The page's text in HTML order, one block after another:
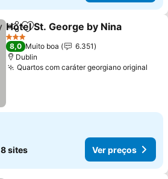
PartilharAdicionar aos favoritos
Hotel St. George by Nina
3 Estrelas
8,0 Muito boa
6.351
Dublin
Quartos com caráter georgiano original
8 sites Ver preços